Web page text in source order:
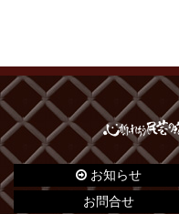
お知らせ
お問合せ